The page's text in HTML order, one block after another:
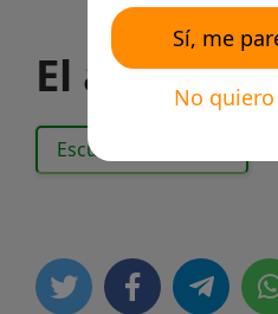
El arte
Escuchar el texto
Sí, me
No